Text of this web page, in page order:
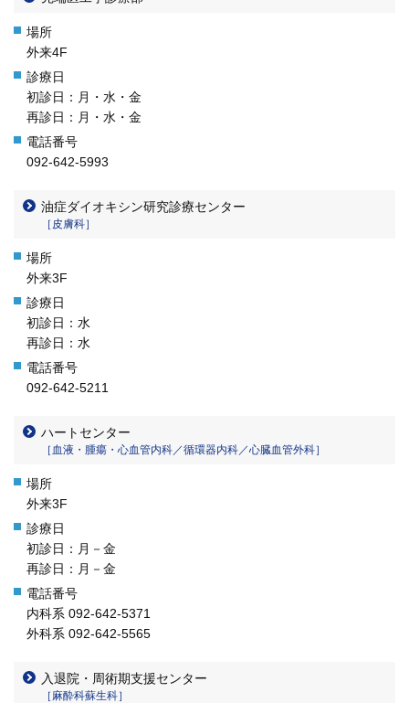
外来4F
初診日：月・水・金
再診日：月・水・金
092-642-5993
油症ダイオキシン研究診療センター
［皮膚科］
外来3F
初診日：水
再診日：水
092-642-5211
ハートセンター
［血液・腫瘍・心血管内科／循環器内科／心臓血管外科］
外来3F
初診日：月－金
再診日：月－金
内科系 092-642-5371
外科系 092-642-5565
入退院・周術期支援センター
［麻酔科蘇生科］